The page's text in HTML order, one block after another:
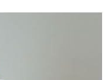
款截止日，確認付款後即完
交易確認頁面所載為準。
核未通過，訂單將自動取
哥付你分期系統評分，恕無
支付方式。 讓您購物簡單
。
。